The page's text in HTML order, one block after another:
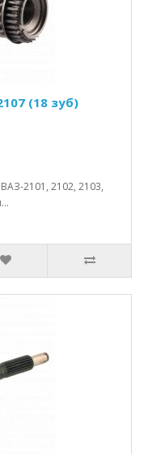
(18 зуб)
2101, 2102, 2103,